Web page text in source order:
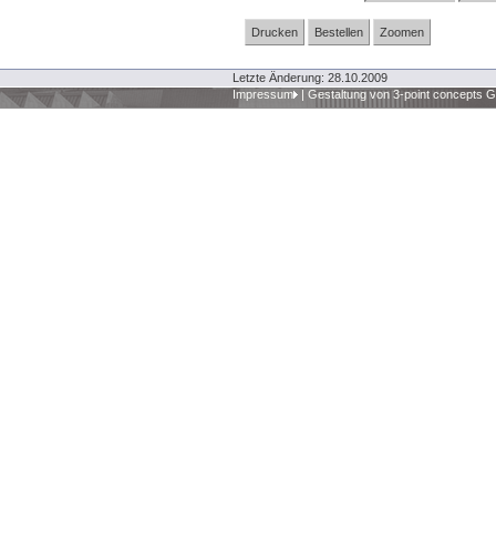
Drucken Bestellen Zoomen
Letzte Änderung: 28.10.2009
Impressum
Gestaltung von 3-point concepts